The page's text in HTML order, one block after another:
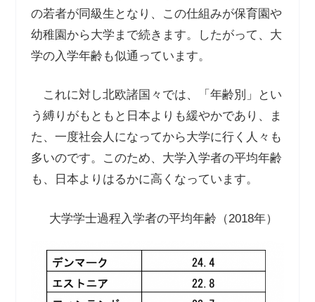
の若者が同級生となり、この仕組みが保育園や
幼稚園から大学まで続きます。したがって、大
学の入学年齢も似通っています。
これに対し北欧諸国々では、「年齢別」とい
う縛りがもともと日本よりも緩やかであり、ま
た、一度社会人になってから大学に行く人々も
多いのです。このため、大学入学者の平均年齢
も、日本よりはるかに高くなっています。
大学学士過程入学者の平均年齢（2018年）